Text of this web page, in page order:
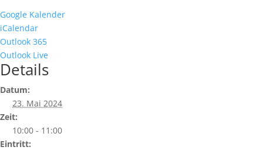
Google Kalender
iCalendar
Outlook 365
Outlook Live
Details
Datum:
23. Mai 2024
Zeit:
10:00 - 11:00
Eintritt: